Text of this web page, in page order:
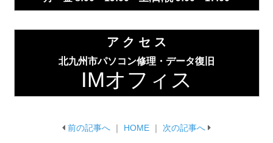
ア ク セ ス
北九州市パソコン修理・データ復旧
IMオフィス
前の記事へ ｜ HOME ｜ 次の記事へ